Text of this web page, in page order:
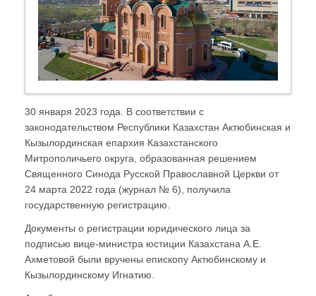
30 января 2023 года. В соответствии с
законодательством Республики Казахстан Актюбинская и
Кызылординская епархия Казахстанского
Митрополичьего округа, образованная решением
Священного Синода Русской Православной Церкви от
24 марта 2022 года (журнал № 6), получила
государственную регистрацию.
Документы о регистрации юридического лица за
подписью вице-министра юстиции Казахстана А.Е.
Ахметовой были вручены епископу Актюбинскому и
Кызылординскому Игнатию.